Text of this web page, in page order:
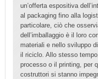
un’offerta espositiva
al packaging fino alla
particolare, ciò che
dell’imballaggio è il loro
materiali e nello sviluppo
il riciclo. Allo stesso
processo o il printing, per
costruttori si stanno